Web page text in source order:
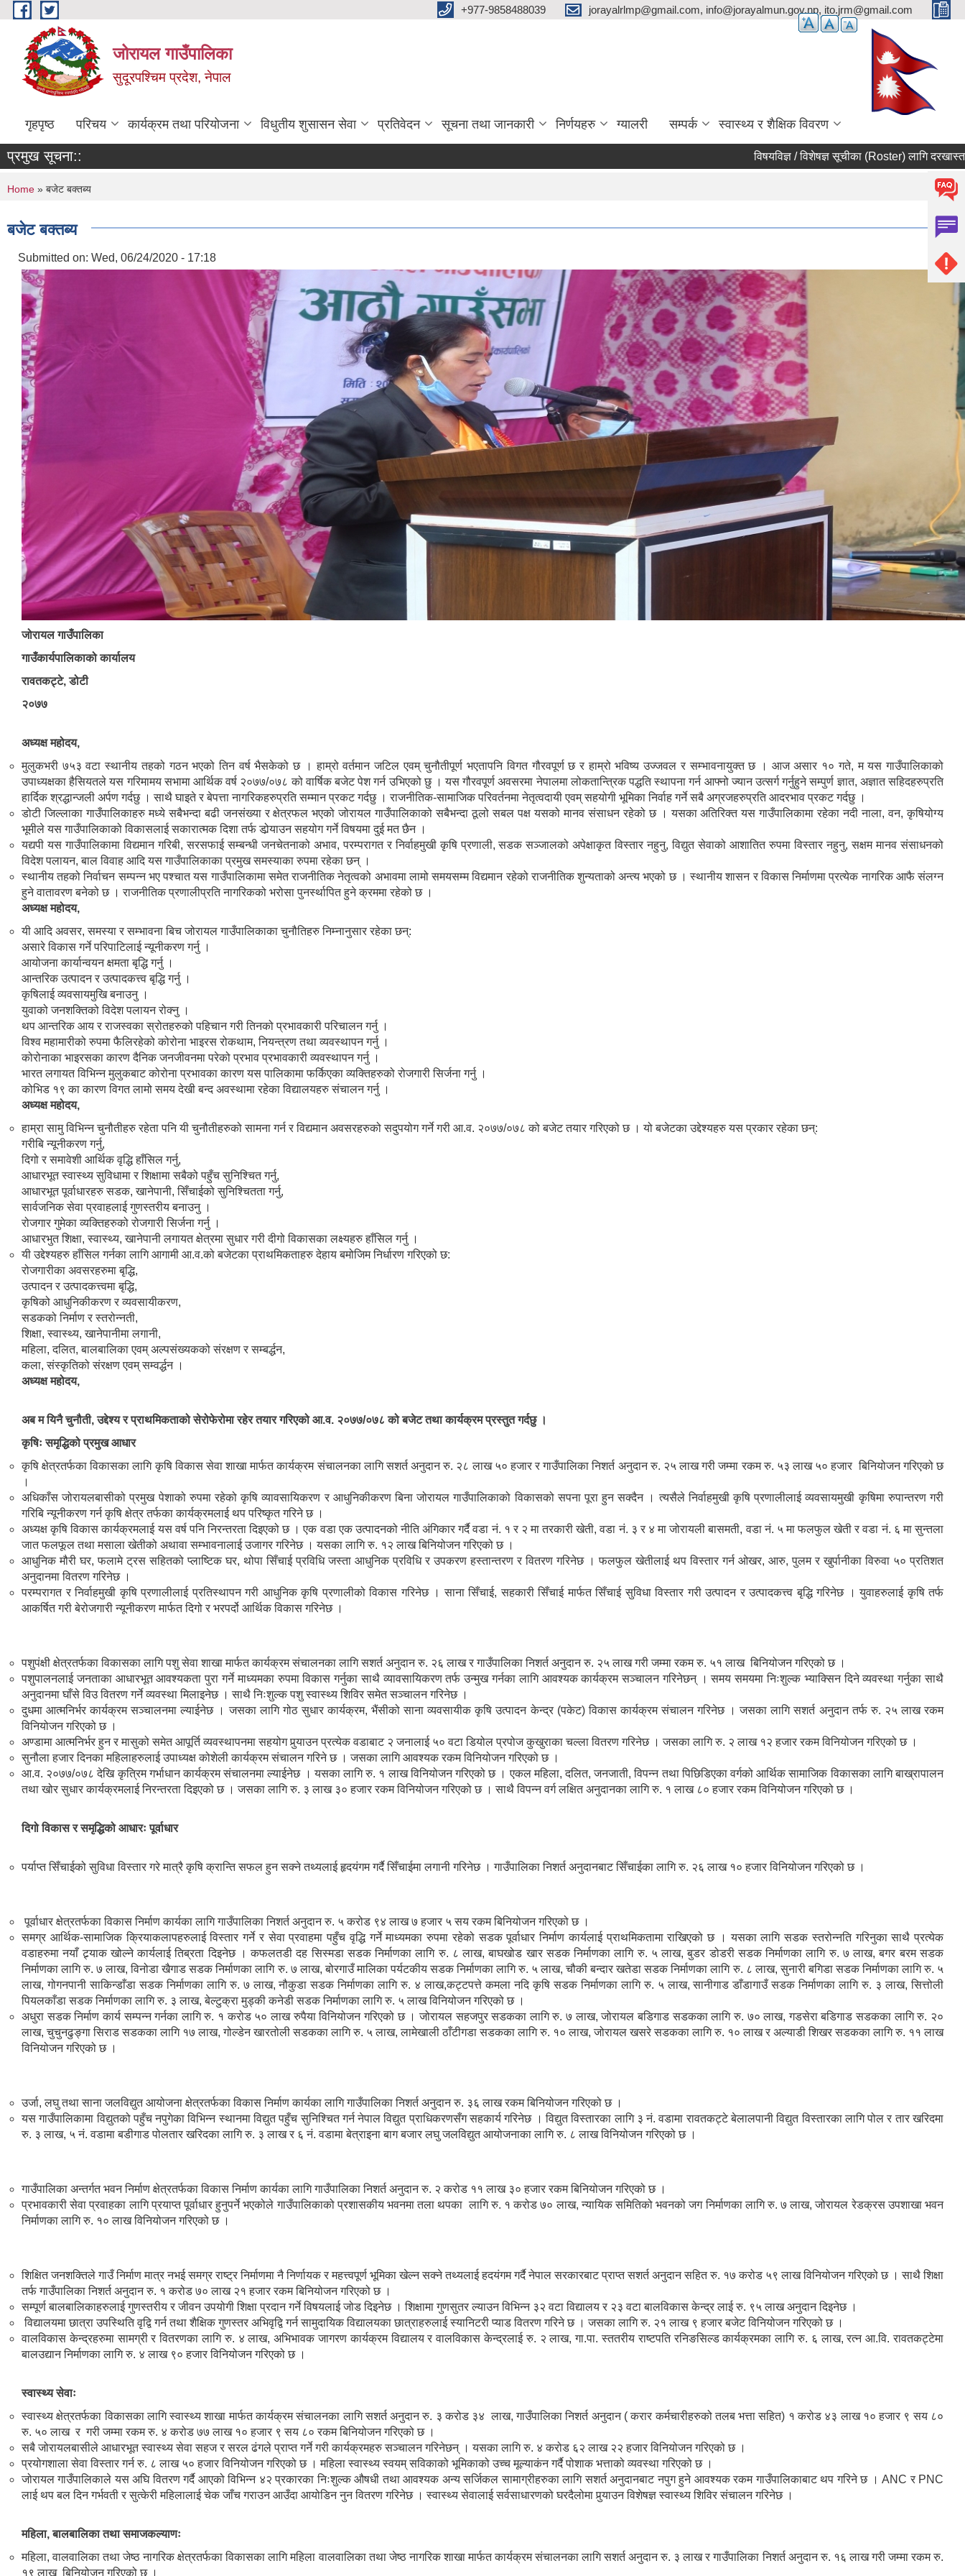
Skip to main content ‌+977-9858488039 jorayalrlmp@gmail.com, info@jorayalmun.gov.np, ito.jrm@gmail.com
जोरायल गाउँपालिका
सुदूरपश्चिम प्रदेश, नेपाल
गृहपृष्ठ परिचय कार्यक्रम तथा परियोजना विधुतीय शुसासन सेवा प्रतिवेदन सूचना तथा जानकारी निर्णयहरु ग्यालरी सम्पर्क स्वास्थ्य र शैक्षिक विवरण
प्रमुख सूचना:: विषयविज्ञ / विशेषज्ञ सूचीका (Roster) लागि दरखास्त आह्वान
You are here
Home » बजेट बक्तब्य
बजेट बक्तब्य
Submitted on: Wed, 06/24/2020 - 17:18
जोरायल गाउँपालिका
गाउँकार्यपालिकाको कार्यालय
रावतकट्टे, डोटी
२०७७
अध्यक्ष महोदय,
मुलुकभरी ७५३ वटा स्थानीय तहको गठन भएको तिन वर्ष भैसकेको छ । हाम्रो वर्तमान जटिल एवम् चुनौतीपूर्ण भएतापनि विगत गौरवपूर्ण छ र हाम्रो भविष्य उज्जवल र सम्भावनायुक्त छ । आज असार १० गते, म यस गाउँपालिकाको
उपाध्यक्षका हैसियतले यस गरिमामय सभामा आर्थिक वर्ष २०७७/०७८ को वार्षिक बजेट पेश गर्न उभिएको छु । यस गौरवपूर्ण अवसरमा नेपालमा लोकतान्त्रिक पद्धति स्थापना गर्न आफ्नो ज्यान उत्सर्ग गर्नुहुने सम्पुर्ण ज्ञात, अज्ञात सहिदहरुप्रति
हार्दिक श्रद्धान्जली अर्पण गर्दछु । साथै घाइते र बेपत्ता नागरिकहरुप्रति सम्मान प्रकट गर्दछु । राजनीतिक-सामाजिक परिवर्तनमा नेतृत्वदायी एवम् सहयोगी भूमिका निर्वाह गर्ने सबै अग्रजहरुप्रति आदरभाव प्रकट गर्दछु ।
डोटी जिल्लाका गाउँपालिकाहरु मध्ये सबैभन्दा बढी जनसंख्या र क्षेत्रफल भएको जोरायल गाउँपालिकाको सबैभन्दा ठूलो सबल पक्ष यसको मानव संसाधन रहेको छ । यसका अतिरिक्त यस गाउँपालिकामा रहेका नदी नाला, वन, कृषियोग्य
भूमीले यस गाउँपालिकाको विकासलाई सकारात्मक दिशा तर्फ डोर्‍याउन सहयोग गर्ने विषयमा दुई मत छैन ।
यद्यपी यस गाउँपालिकामा विद्यमान गरिबी, सरसफाई सम्बन्धी जनचेतनाको अभाव, परम्परागत र निर्वाहमुखी कृषि प्रणाली, सडक सञ्जालको अपेक्षाकृत विस्तार नहुनु, विद्युत सेवाको आशातित रुपमा विस्तार नहुनु, सक्षम मानव संसाधनको
विदेश पलायन, बाल विवाह आदि यस गाउँपालिकाका प्रमुख समस्याका रुपमा रहेका छन् ।
स्थानीय तहको निर्वाचन सम्पन्न भए पश्चात यस गाउँपालिकामा समेत राजनीतिक नेतृत्वको अभावमा लामो समयसम्म विद्यमान रहेको राजनीतिक शुन्यताको अन्त्य भएको छ । स्थानीय शासन र विकास निर्माणमा प्रत्येक नागरिक आफै संलग्न
हुने वातावरण बनेको छ । राजनीतिक प्रणालीप्रति नागरिकको भरोसा पुनर्स्थापित हुने क्रममा रहेको छ ।
अध्यक्ष महोदय,
यी आदि अवसर, समस्या र सम्भावना बिच जोरायल गाउँपालिकाका चुनौतिहरु निम्नानुसार रहेका छन्:
असारे विकास गर्ने परिपाटिलाई न्यूनीकरण गर्नु ।
आयोजना कार्यान्वयन क्षमता बृद्धि गर्नु ।
आन्तरिक उत्पादन र उत्पादकत्त्व बृद्धि गर्नु ।
कृषिलाई व्यवसायमुखि बनाउनु ।
युवाको जनशक्तिको विदेश पलायन रोक्नु ।
थप आन्तरिक आय र राजस्वका स्रोतहरुको पहिचान गरी तिनको प्रभावकारी परिचालन गर्नु ।
विश्व महामारीको रुपमा फैलिरहेको कोरोना भाइरस रोकथाम, नियन्त्रण तथा व्यवस्थापन गर्नु ।
कोरोनाका भाइरसका कारण दैनिक जनजीवनमा परेको प्रभाव प्रभावकारी व्यवस्थापन गर्नु ।
भारत लगायत विभिन्न मुलुकबाट कोरोना प्रभावका कारण यस पालिकामा फर्किएका व्यक्तिहरुको रोजगारी सिर्जना गर्नु ।
कोभिड १९ का कारण विगत लामो समय देखी बन्द अवस्थामा रहेका विद्यालयहरु संचालन गर्नु ।
अध्यक्ष महोदय,
हाम्रा सामु विभिन्न चुनौतीहरु रहेता पनि यी चुनौतीहरुको सामना गर्न र विद्यमान अवसरहरुको सदुपयोग गर्ने गरी आ.व. २०७७/०७८ को बजेट तयार गरिएको छ । यो बजेटका उद्देश्यहरु यस प्रकार रहेका छन्:
गरीबि न्यूनीकरण गर्नु,
दिगो र समावेशी आर्थिक वृद्धि हाँसिल गर्नु,
आधारभूत स्वास्थ्य सुविधामा र शिक्षामा सबैको पहुँच सुनिश्चित गर्नु,
आधारभूत पूर्वाधारहरु सडक, खानेपानी, सिँचाईको सुनिश्चितता गर्नु,
सार्वजनिक सेवा प्रवाहलाई गुणस्तरीय बनाउनु ।
रोजगार गुमेका व्यक्तिहरुको रोजगारी सिर्जना गर्नु ।
आधारभुत शिक्षा, स्वास्थ्य, खानेपानी लगायत क्षेत्रमा सुधार गरी दीगो विकासका लक्ष्यहरु हाँसिल गर्नु ।
यी उद्देश्यहरु हाँसिल गर्नका लागि आगामी आ.व.को बजेटका प्राथमिकताहरु देहाय बमोजिम निर्धारण गरिएको छ:
रोजगारीका अवसरहरुमा बृद्धि,
उत्पादन र उत्पादकत्त्वमा बृद्धि,
कृषिको आधुनिकीकरण र व्यवसायीकरण,
सडकको निर्माण र स्तरोन्नती,
शिक्षा, स्वास्थ्य, खानेपानीमा लगानी,
महिला, दलित, बालबालिका एवम् अल्पसंख्यकको संरक्षण र सम्बर्द्धन,
कला, संस्कृतिको संरक्षण एवम् सम्वर्द्धन ।
अध्यक्ष महोदय,
अब म यिनै चुनौती, उद्देश्य र प्राथमिकताको सेरोफेरोमा रहेर तयार गरिएको आ.व. २०७७/०७८ को बजेट तथा कार्यक्रम प्रस्तुत गर्दछु ।
कृषिः समृद्धिको प्रमुख आधार
कृषि क्षेत्रतर्फका विकासका लागि कृषि विकास सेवा शाखा मार्फत कार्यक्रम संचालनका लागि सशर्त अनुदान रु. २८ लाख ५० हजार र गाउँपालिका निशर्त अनुदान रु. २५ लाख गरी जम्मा रकम रु. ५३ लाख ५० हजार बिनियोजन गरिएको छ
।
अधिकाँस जोरायलबासीको प्रमुख पेशाको रुपमा रहेको कृषि व्यावसायिकरण र आधुनिकीकरण बिना जोरायल गाउँपालिकाको विकासको सपना पूरा हुन सक्दैन । त्यसैले निर्वाहमुखी कृषि प्रणालीलाई व्यवसायमुखी कृषिमा रुपान्तरण गरी
गरिबि न्यूनीकरण गर्न कृषि क्षेत्र तर्फका कार्यक्रमलाई थप परिष्कृत गरिने छ ।
अध्यक्ष कृषि विकास कार्यक्रमलाई यस वर्ष पनि निरन्तरता दिइएको छ । एक वडा एक उत्पादनको नीति अंगिकार गर्दै वडा नं. १ र २ मा तरकारी खेती, वडा नं. ३ र ४ मा जोरायली बासमती, वडा नं. ५ मा फलफुल खेती र वडा नं. ६ मा सुन्तला
जात फलफूल तथा मसाला खेतीको अथावा सम्भावनालाई उजागर गरिनेछ । यसका लागि रु. १२ लाख बिनियोजन गरिएको छ ।
आधुनिक मौरी घर, फलामे ट्रस सहितको प्लाष्टिक घर, थोपा सिँचाई प्रविधि जस्ता आधुनिक प्रविधि र उपकरण हस्तान्तरण र वितरण गरिनेछ । फलफुल खेतीलाई थप विस्तार गर्न ओखर, आरु, पुलम र खुर्पानीका विरुवा ५० प्रतिशत
अनुदानमा वितरण गरिनेछ ।
परम्परागत र निर्वाहमुखी कृषि प्रणालीलाई प्रतिस्थापन गरी आधुनिक कृषि प्रणालीको विकास गरिनेछ । साना सिँचाई, सहकारी सिँचाई मार्फत सिँचाई सुविधा विस्तार गरी उत्पादन र उत्पादकत्त्व बृद्धि गरिनेछ । युवाहरुलाई कृषि तर्फ
आकर्षित गरी बेरोजगारी न्यूनीकरण मार्फत दिगो र भरपर्दो आर्थिक विकास गरिनेछ ।
पशुपंक्षी क्षेत्रतर्फका विकासका लागि पशु सेवा शाखा मार्फत कार्यक्रम संचालनका लागि सशर्त अनुदान रु. २६ लाख र गाउँपालिका निशर्त अनुदान रु. २५ लाख गरी जम्मा रकम रु. ५१ लाख बिनियोजन गरिएको छ ।
पशुपालनलाई जनताका आधारभूत आवश्यकता पुरा गर्ने माध्यमका रुपमा विकास गर्नुका साथै व्यावसायिकरण तर्फ उन्मुख गर्नका लागि आवश्यक कार्यक्रम सञ्चालन गरिनेछन् । समय समयमा निःशुल्क भ्याक्सिन दिने व्यवस्था गर्नुका साथै
अनुदानमा घाँसे विउ वितरण गर्ने व्यवस्था मिलाइनेछ । साथै निःशुल्क पशु स्वास्थ्य शिविर समेत सञ्चालन गरिनेछ ।
दुधमा आत्मनिर्भर कार्यक्रम सञ्चालनमा ल्याईनेछ । जसका लागि गोठ सुधार कार्यक्रम, भैंसीको साना व्यवसायीक कृषि उत्पादन केन्द्र (पकेट) विकास कार्यक्रम संचालन गरिनेछ । जसका लागि सशर्त अनुदान तर्फ रु. २५ लाख रकम
विनियोजन गरिएको छ ।
अण्डामा आत्मनिर्भर हुन र मासुको समेत आपूर्ति व्यवस्थापनमा सहयोग पुर्‍याउन प्रत्येक वडाबाट २ जनालाई ५० वटा डियोल प्रपोज कुखुराका चल्ला वितरण गरिनेछ । जसका लागि रु. २ लाख १२ हजार रकम विनियोजन गरिएको छ ।
सुनौला हजार दिनका महिलाहरुलाई उपाध्यक्ष कोशेली कार्यक्रम संचालन गरिने छ । जसका लागि आवश्यक रकम विनियोजन गरिएको छ ।
आ.व. २०७७/०७८ देखि कृत्रिम गर्भाधान कार्यक्रम संचालनमा ल्याईनेछ । यसका लागि रु. १ लाख विनियोजन गरिएको छ । एकल महिला, दलित, जनजाती, विपन्न तथा पिछिडिएका वर्गको आर्थिक सामाजिक विकासका लागि बाख्रापालन
तथा खोर सुधार कार्यक्रमलाई निरन्तरता दिइएको छ । जसका लागि रु. ३ लाख ३० हजार रकम विनियोजन गरिएको छ । साथै विपन्न वर्ग लक्षित अनुदानका लागि रु. १ लाख ८० हजार रकम विनियोजन गरिएको छ ।
दिगो विकास र समृद्धिको आधारः पूर्वाधार
पर्याप्त सिँचाईको सुविधा विस्तार गरे मात्रै कृषि क्रान्ति सफल हुन सक्ने तथ्यलाई हृदयंगम गर्दै सिँचाईमा लगानी गरिनेछ । गाउँपालिका निशर्त अनुदानबाट सिँचाईका लागि रु. २६ लाख १० हजार विनियोजन गरिएको छ ।
पूर्वाधार क्षेत्रतर्फका विकास निर्माण कार्यका लागि गाउँपालिका निशर्त अनुदान रु. ५ करोड ९४ लाख ७ हजार ५ सय रकम बिनियोजन गरिएको छ ।
समग्र आर्थिक-सामाजिक क्रियाकलापहरुलाई विस्तार गर्ने र सेवा प्रवाहमा पहुँच वृद्धि गर्ने माध्यमका रुपमा रहेको सडक पूर्वाधार निर्माण कार्यलाई प्राथमिकतामा राखिएको छ । यसका लागि सडक स्तरोन्नति गरिनुका साथै प्रत्येक
वडाहरुमा नयाँ ट्र्याक खोल्ने कार्यलाई तिब्रता दिइनेछ । कफलतडी दह सिस्मडा सडक निर्माणका लागि रु. ८ लाख, बाघखोड खार सडक निर्माणका लागि रु. ५ लाख, बुडर डोडरी सडक निर्माणका लागि रु. ७ लाख, बगर बरम सडक
निर्माणका लागि रु. ७ लाख, विनोडा खैगाड सडक निर्माणका लागि रु. ७ लाख, बोरगाउँ मालिका पर्यटकीय सडक निर्माणका लागि रु. ५ लाख, चौकी बन्दार खतेडा सडक निर्माणका लागि रु. ८ लाख, सुनारी बगिडा सडक निर्माणका लागि रु. ५
लाख, गोगनपानी साकिन्डाँडा सडक निर्माणका लागि रु. ७ लाख, नौकुडा सडक निर्माणका लागि रु. ४ लाख,कट्टपत्ते कमला नदि कृषि सडक निर्माणका लागि रु. ५ लाख, सानीगाड डाँडागाउँ सडक निर्माणका लागि रु. ३ लाख, सित्तोली
पियलकाँडा सडक निर्माणका लागि रु. ३ लाख, बेल्टुक्रा मुड्की कनेडी सडक निर्माणका लागि रु. ५ लाख विनियोजन गरिएको छ ।
अधुरा सडक निर्माण कार्य सम्पन्न गर्नका लागि रु. १ करोड ५० लाख रुपैया विनियोजन गरिएको छ । जोरायल सहजपुर सडकका लागि रु. ७ लाख, जोरायल बडिगाड सडकका लागि रु. ७० लाख, गडसेरा बडिगाड सडकका लागि रु. २०
लाख, चुचुनढुङ्गा सिराड सडकका लागि १७ लाख, गोल्डेन खारतोली सडकका लागि रु. ५ लाख, लामेखाली ठाँटीगडा सडकका लागि रु. १० लाख, जोरायल खसरे सडकका लागि रु. १० लाख र अल्याडी शिखर सडकका लागि रु. ११ लाख
विनियोजन गरिएको छ ।
उर्जा, लघु तथा साना जलविद्युत आयोजना क्षेत्रतर्फका विकास निर्माण कार्यका लागि गाउँपालिका निशर्त अनुदान रु. ३६ लाख रकम बिनियोजन गरिएको छ ।
यस गाउँपालिकामा विद्युतको पहुँच नपुगेका विभिन्न स्थानमा विद्युत पहुँच सुनिश्चित गर्न नेपाल विद्युत प्राधिकरणसँग सहकार्य गरिनेछ । विद्युत विस्तारका लागि ३ नं. वडामा रावतकट्टे बेलालपानी विद्युत विस्तारका लागि पोल र तार खरिदमा
रु. ३ लाख, ५ नं. वडामा बडीगाड पोलतार खरिदका लागि रु. ३ लाख र ६ नं. वडामा बेत्राइना बाग बजार लघु जलविद्युत आयोजनाका लागि रु. ८ लाख विनियोजन गरिएको छ ।
गाउँपालिका अन्तर्गत भवन निर्माण क्षेत्रतर्फका विकास निर्माण कार्यका लागि गाउँपालिका निशर्त अनुदान रु. २ करोड ११ लाख ३० हजार रकम बिनियोजन गरिएको छ ।
प्रभावकारी सेवा प्रवाहका लागि प्रयाप्त पूर्वाधार हुनुपर्ने भएकोले गाउँपालिकाको प्रशासकीय भवनमा तला थपका लागि रु. १ करोड ७० लाख, न्यायिक समितिको भवनको जग निर्माणका लागि रु. ७ लाख, जोरायल रेडक्रस उपशाखा भवन
निर्माणका लागि रु. १० लाख विनियोजन गरिएको छ ।
शिक्षित जनशक्तिले गाउँ निर्माण मात्र नभई समग्र राष्ट्र निर्माणमा नै निर्णायक र महत्त्वपूर्ण भूमिका खेल्न सक्ने तथ्यलाई हदयंगम गर्दै नेपाल सरकारबाट प्राप्त सशर्त अनुदान सहित रु. १७ करोड ५९ लाख विनियोजन गरिएको छ । साथै शिक्षा
तर्फ गाउँपालिका निशर्त अनुदान रु. १ करोड ७० लाख २१ हजार रकम बिनियोजन गरिएको छ ।
सम्पूर्ण बालबालिकाहरुलाई गुणस्तरीय र जीवन उपयोगी शिक्षा प्रदान गर्ने विषयलाई जोड दिइनेछ । शिक्षामा गुणसुतर ल्याउन विभिन्न ३२ वटा विद्यालय र २३ वटा बालविकास केन्द्र लाई रु. ९५ लाख अनुदान दिइनेछ ।
विद्यालयमा छात्रा उपस्थिति वृद्वि गर्न तथा शैक्षिक गुणस्तर अभिवृद्वि गर्न सामुदायिक विद्यालयका छात्राहरुलाई स्यानिटरी प्याड वितरण गरिने छ । जसका लागि रु. २१ लाख ९ हजार बजेट विनियोजन गरिएको छ ।
वालविकास केन्द्रहरुमा सामग्री र वितरणका लागि रु. ४ लाख, अभिभावक जागरण कार्यक्रम विद्यालय र वालविकास केन्द्रलाई रु. २ लाख, गा.पा. स्ततरीय राष्टपति रनिङसिल्ड कार्यक्रमका लागि रु. ६ लाख, रत्न आ.वि. रावतकट्टेमा
बालउद्यान निर्माणका लागि रु. ४ लाख ९० हजार विनियोजन गरिएको छ ।
स्वास्थ्य सेवाः
स्वास्थ्य क्षेत्रतर्फका विकासका लागि स्वास्थ्य शाखा मार्फत कार्यक्रम संचालनका लागि सशर्त अनुदान रु. ३ करोड ३४ लाख, गाउँपालिका निशर्त अनुदान ( करार कर्मचारीहरुको तलब भत्ता सहित) १ करोड ४३ लाख १० हजार ९ सय ८०
रु. ५० लाख र गरी जम्मा रकम रु. ४ करोड ७७ लाख १० हजार ९ सय ८० रकम बिनियोजन गरिएको छ ।
सबै जोरायलबासीले आधारभूत स्वास्थ्य सेवा सहज र सरल ढंगले प्राप्त गर्ने गरी कार्यक्रमहरु सञ्चालन गरिनेछन् । यसका लागि रु. ४ करोड ६२ लाख २२ हजार विनियोजन गरिएको छ ।
प्रयोगशाला सेवा विस्तार गर्न रु. ८ लाख ५० हजार विनियोजन गरिएको छ । महिला स्वास्थ्य स्वयम् सविकाको भूमिकाको उच्च मूल्याकंन गर्दै पोशाक भत्ताको व्यवस्था गरिएको छ ।
जोरायल गाउँपालिकाले यस अघि वितरण गर्दै आएको विभिन्न ४२ प्रकारका निःशुल्क औषधी तथा आवश्यक अन्य सर्जिकल सामाग्रीहरुका लागि सशर्त अनुदानबाट नपुग हुने आवश्यक रकम गाउँपालिकाबाट थप गरिने छ । ANC र PNC
लाई थप बल दिन गर्भवती र सुत्केरी महिलालाई चेक जाँच गराउन आउँदा आयोडिन नुन वितरण गरिनेछ । स्वास्थ्य सेवालाई सर्वसाधारणको घरदैलोमा पुर्‍याउन विशेषज्ञ स्वास्थ्य शिविर संचालन गरिनेछ ।
महिला, बालबालिका तथा समाजकल्याणः
महिला, वालवालिका तथा जेष्ठ नागरिक क्षेत्रतर्फका विकासका लागि महिला वालवालिका तथा जेष्ठ नागरिक शाखा मार्फत कार्यक्रम संचालनका लागि सशर्त अनुदान रु. ३ लाख र गाउँपालिका निशर्त अनुदान रु. १६ लाख गरी जम्मा रकम रु.
१९ लाख बिनियोजन गरिएको छ ।